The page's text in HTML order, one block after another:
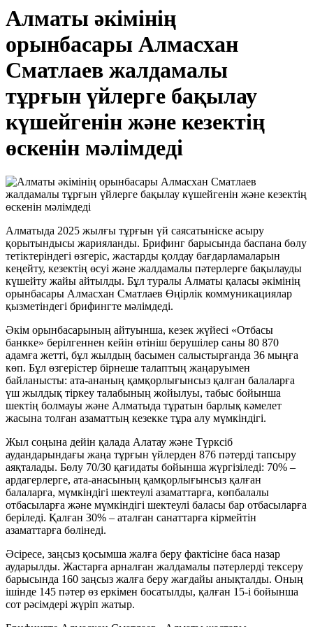
Алматы әкімінің
орынбасары Алмасхан
Сматлаев жалдамалы
тұрғын үйлерге бақылау
күшейгенін және кезектің
өскенін мәлімдеді
Алматыда 2025 жылғы тұрғын үй саясатыніске асыру
қорытындысы жарияланды. Брифинг барысында баспана бөлу
тетіктеріндегі өзгеріс, жастарды қолдау бағдарламаларын
кеңейту, кезектің өсуі және жалдамалы пәтерлерге бақылауды
күшейту жайы айтылды. Бұл туралы Алматы қаласы әкімінің
орынбасары Алмасхан Сматлаев Өңірлік коммуникациялар
қызметіндегі брифингте мәлімдеді.
Әкім орынбасарының айтуынша, кезек жүйесі «Отбасы
банкке» берілгеннен кейін өтініш берушілер саны 80 870
адамға жетті, бұл жылдың басымен салыстырғанда 36 мыңға
көп. Бұл өзгерістер бірнеше талаптың жаңаруымен
байланысты: ата-ананың қамқорлығынсыз қалған балаларға
үш жылдық тіркеу талабының жойылуы, табыс бойынша
шектің болмауы және Алматыда тұратын барлық кәмелет
жасына толған азаматтың кезекке тұра алу мүмкіндігі.
Жыл соңына дейін қалада Алатау және Түрксіб
аудандарындағы жаңа тұрғын үйлерден 876 пәтерді тапсыру
аяқталады. Бөлу 70/30 қағидаты бойынша жүргізіледі: 70% –
ардагерлерге, ата-анасының қамқорлығынсыз қалған
балаларға, мүмкіндігі шектеулі азаматтарға, көпбалалы
отбасыларға және мүмкіндігі шектеулі баласы бар отбасыларға
беріледі. Қалған 30% – аталған санаттарға кірмейтін
азаматтарға бөлінеді.
Әсіресе, заңсыз қосымша жалға беру фактісіне баса назар
аударылды. Жастарға арналған жалдамалы пәтерлерді тексеру
барысында 160 заңсыз жалға беру жағдайы анықталды. Оның
ішінде 145 пәтер өз еркімен босатылды, қалған 15-і бойынша
сот рәсімдері жүріп жатыр.